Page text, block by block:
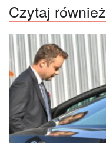
Czytaj również